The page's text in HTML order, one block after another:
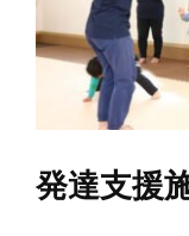
発達支援